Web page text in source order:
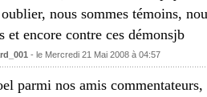
nous sommes témoins,
et encore contre ces démonsjb
- le Mercredi 21 Mai 2008 à 04:57
parmi nos amis commentateurs,